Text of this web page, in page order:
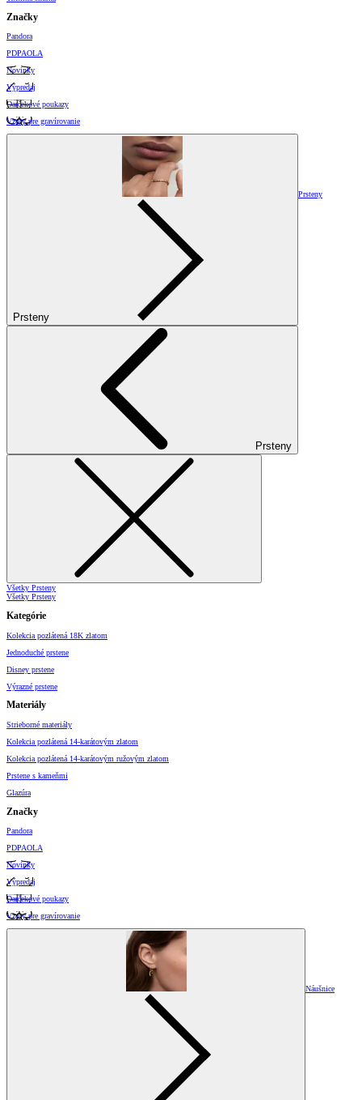
Značky
Pandora
PDPAOLA
Novinky
Výpredaj
Darčekové poukazy
Vzory pre gravírovanie
Prsteny
Prsteny
Prsteny
Všetky Prsteny
Všetky Prsteny
Kategórie
Kolekcia pozlátená 18K zlatom
Jednoduché prstene
Disney prstene
Výrazné prstene
Materiály
Strieborné materiály
Kolekcia pozlátená 14-karátovým zlatom
Kolekcia pozlátená 14-karátovým ružovým zlatom
Prstene s kameňmi
Glazúra
Značky
Pandora
PDPAOLA
Novinky
Výpredaj
Darčekové poukazy
Vzory pre gravírovanie
Náušnice